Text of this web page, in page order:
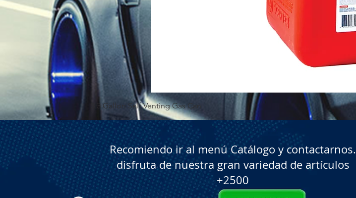
Vista rápida
5.3 Gallon Self Venting Gas Can
Recomiendo ir al menú Catálogo y contactarnos.
disfruta de nuestra gran variedad de artículos
+2500